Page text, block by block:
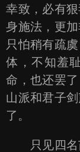
幸致，必有
身施法，更
只怕稍有疏
体，不知羞
命，也还罢
山派和君子
了。
只见四名